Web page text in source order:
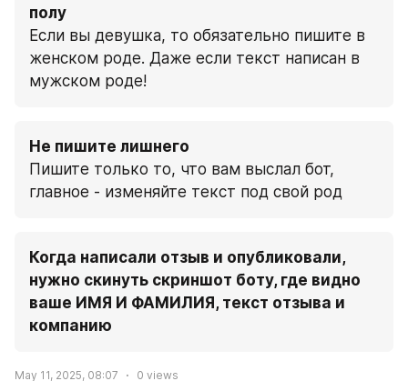
полу
Если вы девушка, то обязательно пишите в
женском роде. Даже если текст написан в
мужском роде!
Не пишите лишнего
Пишите только то, что вам выслал бот,
главное - изменяйте текст под свой род
Когда написали отзыв и опубликовали,
нужно скинуть скриншот боту, где видно
ваше ИМЯ И ФАМИЛИЯ, текст отзыва и
компанию
May 11, 2025, 08:07 0 views